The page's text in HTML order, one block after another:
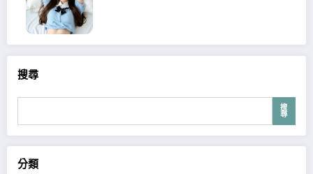
搜尋
搜
尋
分類